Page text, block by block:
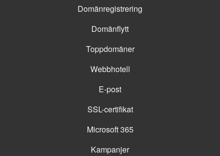
Domänregistrering
Domänflytt
Toppdomäner
Webbhotell
E-post
SSL-certifikat
Microsoft 365
Kampanjer